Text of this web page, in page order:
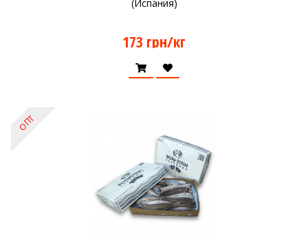
(Испания)
173 грн/кг
ОПТ